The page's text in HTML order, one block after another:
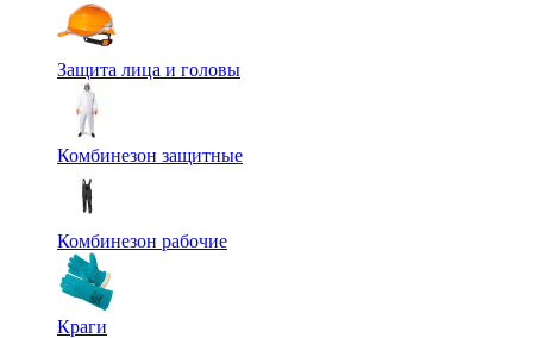
Защита лица и головы
Комбинезон защитные
Комбинезон рабочие
Краги